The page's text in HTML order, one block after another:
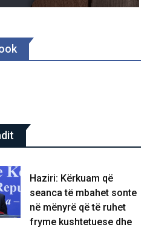
Haziri: Kërkuam që
seanca të mbahet sonte
në mënyrë që të ruhet
fryme kushtetuese dhe